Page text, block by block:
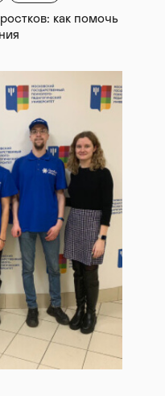
как помочь